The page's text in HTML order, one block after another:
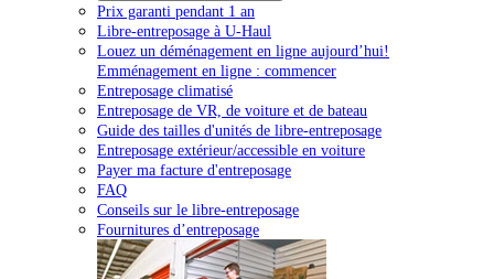
Prix garanti pendant 1 an
Libre-entreposage à U-Haul
Louez un déménagement en ligne aujourd’hui!
Emménagement en ligne : commencer
Entreposage climatisé
Entreposage de VR, de voiture et de bateau
Guide des tailles d'unités de libre-entreposage
Entreposage extérieur/accessible en voiture
Payer ma facture d'entreposage
FAQ
Conseils sur le libre-entreposage
Fournitures d’entreposage